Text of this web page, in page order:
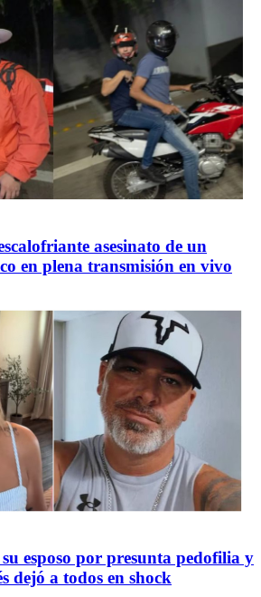
asesinato de un
en plena transmisión en vivo
esposo por presunta pedofilia y
dejó a todos en shock